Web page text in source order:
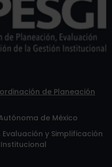
de Planeación
de México
y Simplificación